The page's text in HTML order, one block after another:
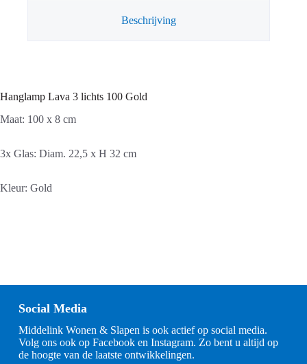
Beschrijving
Hanglamp Lava 3 lichts 100 Gold
Maat: 100 x 8 cm
3x Glas: Diam. 22,5 x H 32 cm
Kleur: Gold
Social Media
Middelink Wonen & Slapen is ook actief op social media.
Volg ons ook op Facebook en Instagram. Zo bent u altijd op
de hoogte van de laatste ontwikkelingen.